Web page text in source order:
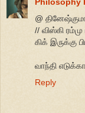
@
// விஸ்கி
கிக் இருக்கு
வாந்தி
Reply